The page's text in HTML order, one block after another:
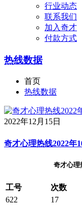
行业动态
联系我们
加入奇才
付款方式
热线数据
首页
热线数据
2022年12月15日
奇才心理热线2022年
奇才心理
工号 次数
622
17